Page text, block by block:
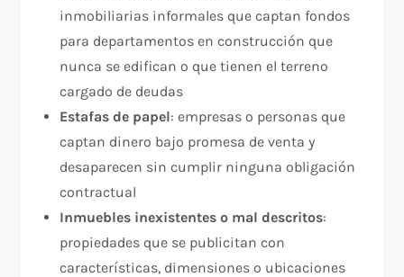
inmobiliarias informales que captan fondos
para departamentos en construcción que
nunca se edifican o que tienen el terreno
cargado de deudas
Estafas de papel: empresas o personas que
captan dinero bajo promesa de venta y
desaparecen sin cumplir ninguna obligación
contractual
Inmuebles inexistentes o mal descritos:
propiedades que se publicitan con
características, dimensiones o ubicaciones